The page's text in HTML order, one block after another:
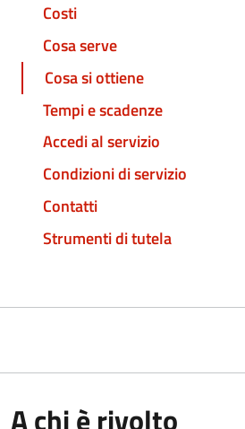
Costi
Cosa serve
Cosa si ottiene
Tempi e scadenze
Accedi al servizio
Condizioni di servizio
Contatti
Strumenti di tutela
A chi è rivolto